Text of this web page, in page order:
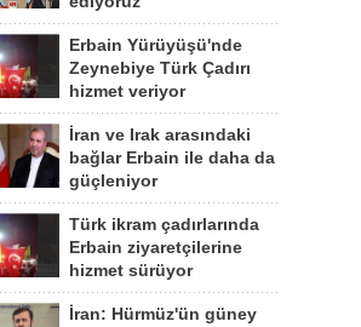
Erbain Yürüyüşü'nde
Zeynebiye Türk Çadırı
hizmet veriyor
İran ve Irak arasındaki
bağlar Erbain ile daha da
güçleniyor
Türk ikram çadırlarında
Erbain ziyaretçilerine
hizmet sürüyor
İran: Hürmüz'ün güney